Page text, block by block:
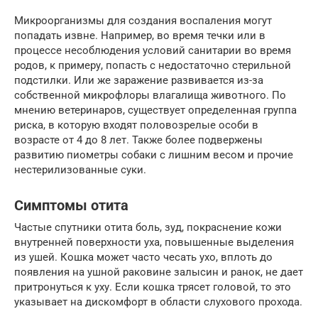
Микроорганизмы для создания воспаления могут
попадать извне. Например, во время течки или в
процессе несоблюдения условий санитарии во время
родов, к примеру, попасть с недостаточно стерильной
подстилки. Или же заражение развивается из-за
собственной микрофлоры влагалища животного. По
мнению ветеринаров, существует определенная группа
риска, в которую входят половозрелые особи в
возрасте от 4 до 8 лет. Также более подвержены
развитию пиометры собаки с лишним весом и прочие
нестерилизованные суки.
Симптомы отита
Частые спутники отита боль, зуд, покраснение кожи
внутренней поверхности уха, повышенные выделения
из ушей. Кошка может часто чесать ухо, вплоть до
появления на ушной раковине залысин и ранок, не дает
притронуться к уху. Если кошка трясет головой, то это
указывает на дискомфорт в области слухового прохода.